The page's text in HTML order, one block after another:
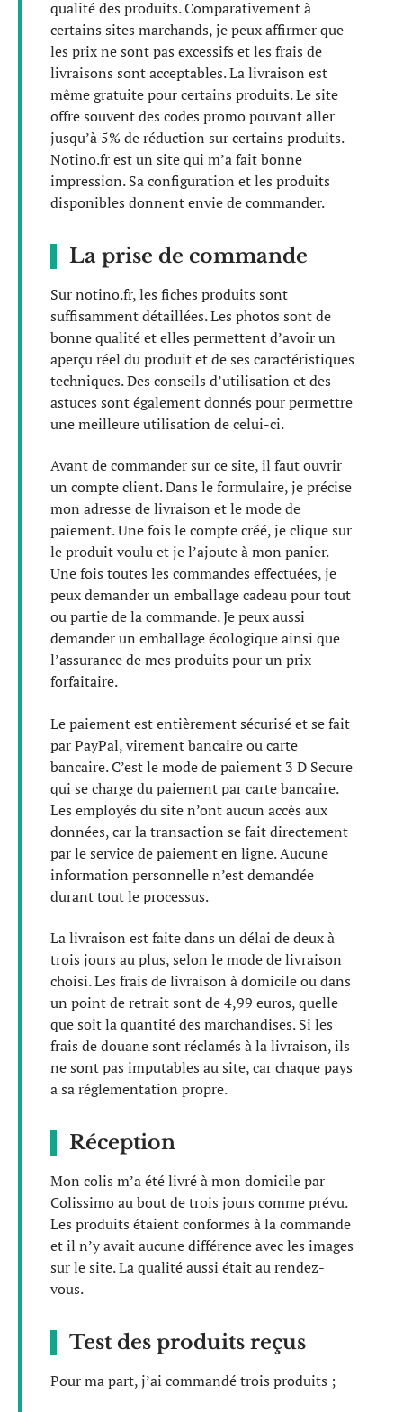
qualité des produits. Comparativement à
certains sites marchands, je peux affirmer que
les prix ne sont pas excessifs et les frais de
livraisons sont acceptables. La livraison est
même gratuite pour certains produits. Le site
offre souvent des codes promo pouvant aller
jusqu’à 5% de réduction sur certains produits.
Notino.fr est un site qui m’a fait bonne
impression. Sa configuration et les produits
disponibles donnent envie de commander.
La prise de commande
Sur notino.fr, les fiches produits sont
suffisamment détaillées. Les photos sont de
bonne qualité et elles permettent d’avoir un
aperçu réel du produit et de ses caractéristiques
techniques. Des conseils d’utilisation et des
astuces sont également donnés pour permettre
une meilleure utilisation de celui-ci.
Avant de commander sur ce site, il faut ouvrir
un compte client. Dans le formulaire, je précise
mon adresse de livraison et le mode de
paiement. Une fois le compte créé, je clique sur
le produit voulu et je l’ajoute à mon panier.
Une fois toutes les commandes effectuées, je
peux demander un emballage cadeau pour tout
ou partie de la commande. Je peux aussi
demander un emballage écologique ainsi que
l’assurance de mes produits pour un prix
forfaitaire.
Le paiement est entièrement sécurisé et se fait
par PayPal, virement bancaire ou carte
bancaire. C’est le mode de paiement 3 D Secure
qui se charge du paiement par carte bancaire.
Les employés du site n’ont aucun accès aux
données, car la transaction se fait directement
par le service de paiement en ligne. Aucune
information personnelle n’est demandée
durant tout le processus.
La livraison est faite dans un délai de deux à
trois jours au plus, selon le mode de livraison
choisi. Les frais de livraison à domicile ou dans
un point de retrait sont de 4,99 euros, quelle
que soit la quantité des marchandises. Si les
frais de douane sont réclamés à la livraison, ils
ne sont pas imputables au site, car chaque pays
a sa réglementation propre.
Réception
Mon colis m’a été livré à mon domicile par
Colissimo au bout de trois jours comme prévu.
Les produits étaient conformes à la commande
et il n’y avait aucune différence avec les images
sur le site. La qualité aussi était au rendez-
vous.
Test des produits reçus
Pour ma part, j’ai commandé trois produits ;